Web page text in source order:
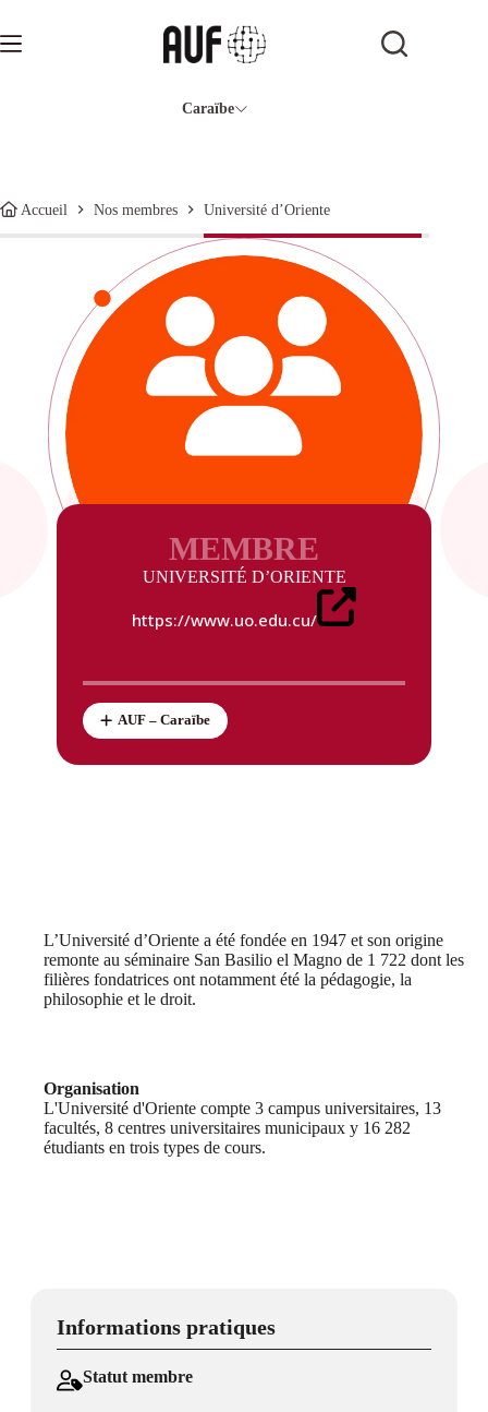
contenu
Caraïbe
Accueil Nos membres Université d’Oriente
MEMBRE
UNIVERSITÉ D’ORIENTE
https://www.uo.edu.cu/
AUF – Caraïbe
L’Université d’Oriente a été fondée en 1947 et son origine
remonte au séminaire San Basilio el Magno de 1 722 dont les
filières fondatrices ont notamment été la pédagogie, la
philosophie et le droit.
Organisation
L'Université d'Oriente compte 3 campus universitaires, 13
facultés, 8 centres universitaires municipaux y 16 282
étudiants en trois types de cours.
Informations pratiques
Statut membre